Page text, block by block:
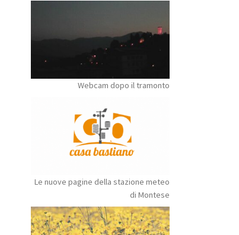
Webcam dopo il tramonto
Le nuove pagine della stazione meteo
di Montese